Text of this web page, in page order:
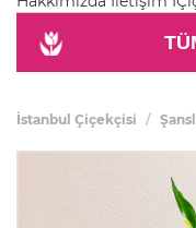
İstanbul Çiçekçisi